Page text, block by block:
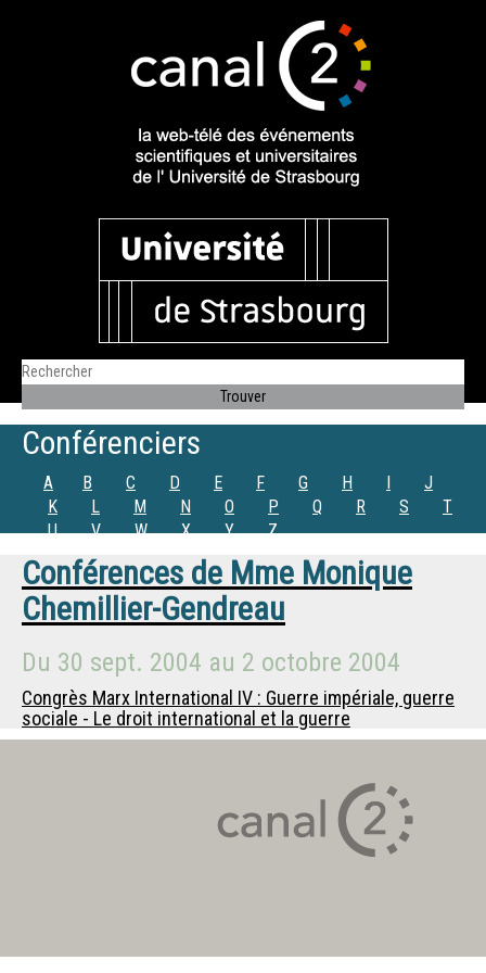
Conférenciers
A B C D E F G H I
J
K
L M N O P Q R S
T
U
V W X Y Z
Conférences de Mme Monique
Chemillier-Gendreau
Du 30 sept. 2004 au 2 octobre 2004
Congrès Marx International IV : Guerre impériale, guerre
sociale - Le droit international et la guerre